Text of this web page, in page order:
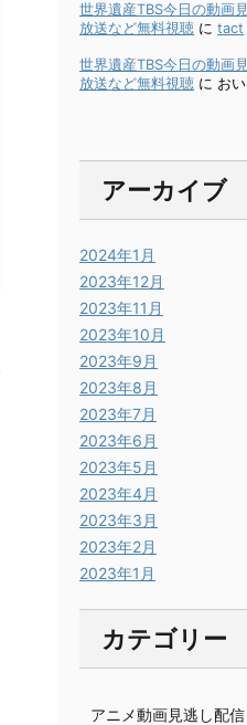
世界遺産TBS今日の動画
放送など無料視聴 に tact
世界遺産TBS今日の動画
放送など無料視聴 に お
アーカイブ
2024年1月
2023年12月
2023年11月
2023年10月
2023年9月
2023年8月
2023年7月
2023年6月
2023年5月
2023年4月
2023年3月
2023年2月
2023年1月
カテゴリー
アニメ動画見逃し配信